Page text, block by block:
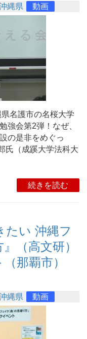
縄県 動画
名護市の名桜大学
強会第2弾！なぜ、
の是非をめぐっ
氏（成蹊大学法科大
続きを読む
たい 沖縄フ
（高文研）
那覇市）
縄県 動画